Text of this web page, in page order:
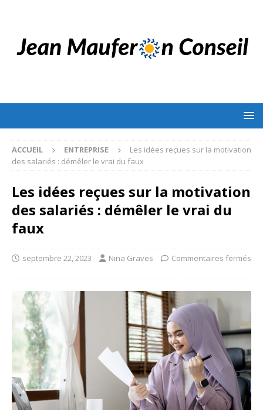
ACCUEIL ENTREPRISE
Les idées reçues sur la motivation
des salariés : démêler le vrai du faux
Les idées reçues sur la motivation
des salariés : démêler le vrai du
faux
septembre 22, 2023 Nina Graves Commentaires fermés